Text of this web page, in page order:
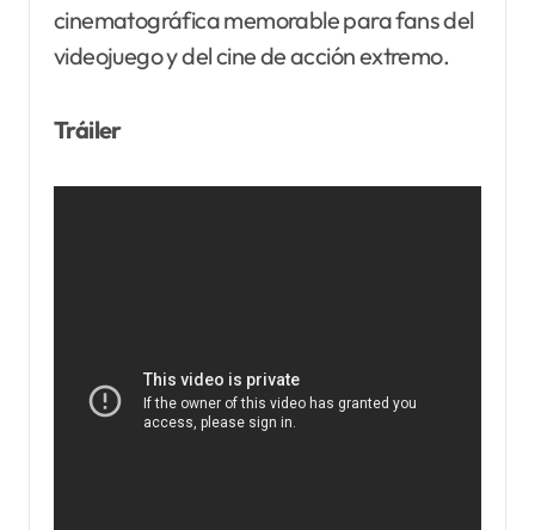
cinematográfica memorable para fans del
videojuego y del cine de acción extremo.
Tráiler